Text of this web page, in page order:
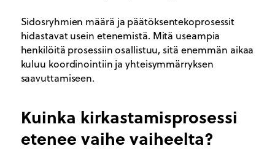
Sidosryhmien määrä ja päätöksentekoprosessit
hidastavat usein etenemistä. Mitä useampia
henkilöitä prosessiin osallistuu, sitä enemmän aikaa
kuluu koordinointiin ja yhteisymmärryksen
saavuttamiseen.
Kuinka kirkastamisprosessi
etenee vaihe vaiheelta?